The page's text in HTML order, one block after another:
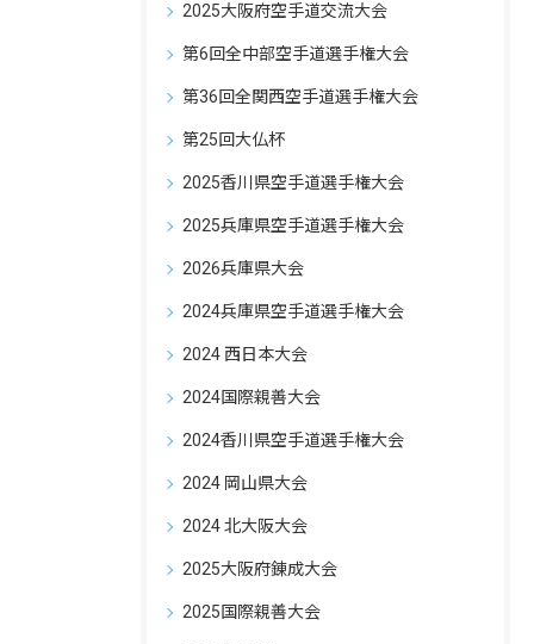
2025大阪府空手道交流大会
第6回全中部空手道選手権大会
第36回全関西空手道選手権大会
第25回大仏杯
2025香川県空手道選手権大会
2025兵庫県空手道選手権大会
2026兵庫県大会
2024兵庫県空手道選手権大会
2024 西日本大会
2024国際親善大会
2024香川県空手道選手権大会
2024 岡山県大会
2024 北大阪大会
2025大阪府錬成大会
2025国際親善大会